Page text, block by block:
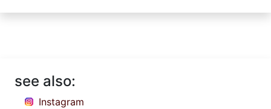
see also:
Instagram